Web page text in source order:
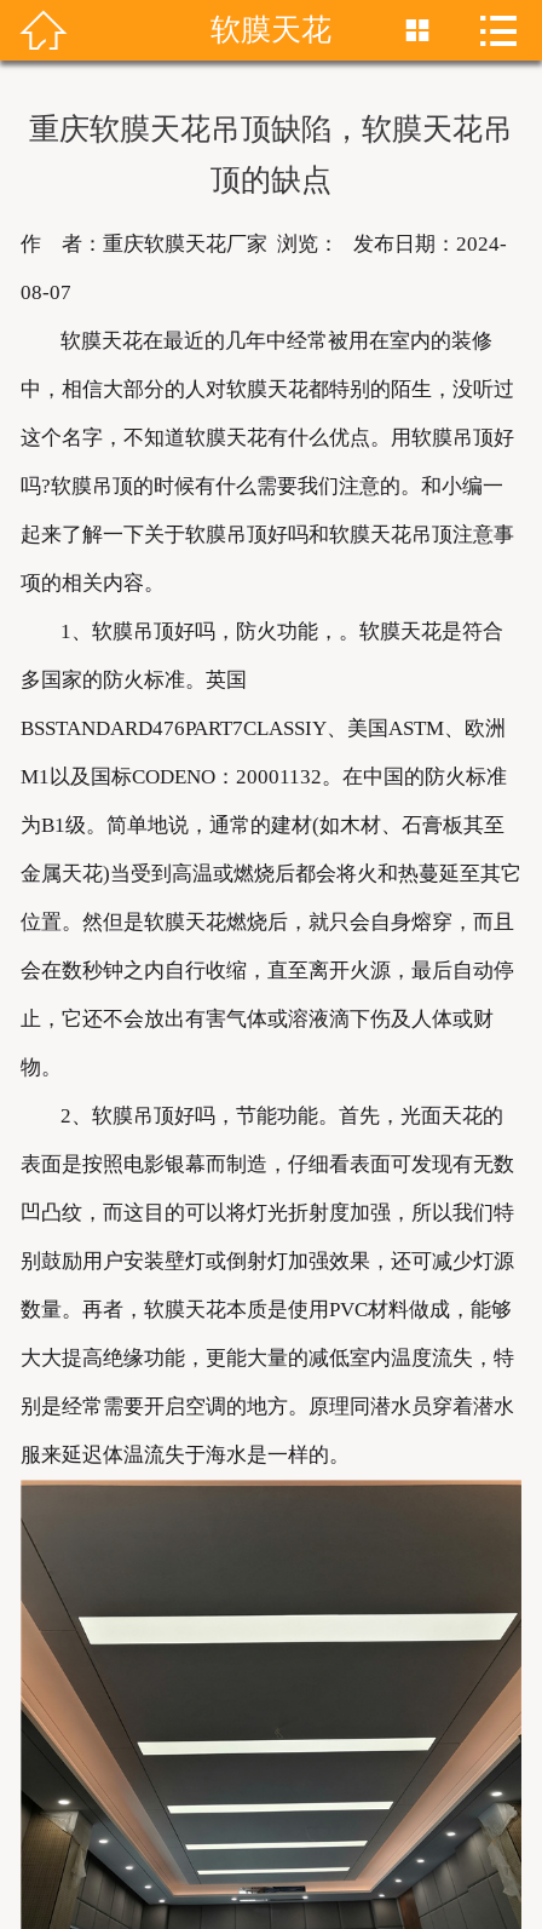
首页
联系我们
 软膜天花  
重庆软膜天花吊顶缺陷，软膜天花吊
顶的缺点
作 者：重庆软膜天花厂家 浏览： 发布日期：2024-
08-07
软膜天花在最近的几年中经常被用在室内的装修
中，相信大部分的人对软膜天花都特别的陌生，没听过
这个名字，不知道软膜天花有什么优点。用软膜吊顶好
吗?软膜吊顶的时候有什么需要我们注意的。和小编一
起来了解一下关于软膜吊顶好吗和软膜天花吊顶注意事
项的相关内容。
1、软膜吊顶好吗，防火功能，。软膜天花是符合
多国家的防火标准。英国
BSSTANDARD476PART7CLASSIY、美国ASTM、欧洲
M1以及国标CODENO：20001132。在中国的防火标准
为B1级。简单地说，通常的建材(如木材、石膏板其至
金属天花)当受到高温或燃烧后都会将火和热蔓延至其它
位置。然但是软膜天花燃烧后，就只会自身熔穿，而且
会在数秒钟之内自行收缩，直至离开火源，最后自动停
止，它还不会放出有害气体或溶液滴下伤及人体或财
物。
2、软膜吊顶好吗，节能功能。首先，光面天花的
表面是按照电影银幕而制造，仔细看表面可发现有无数
凹凸纹，而这目的可以将灯光折射度加强，所以我们特
别鼓励用户安装壁灯或倒射灯加强效果，还可减少灯源
数量。再者，软膜天花本质是使用PVC材料做成，能够
大大提高绝缘功能，更能大量的减低室内温度流失，特
别是经常需要开启空调的地方。原理同潜水员穿着潜水
服来延迟体温流失于海水是一样的。